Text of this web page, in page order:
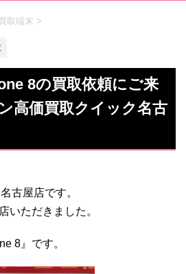
取端末 >
8の買取依頼にご来
高価買取クイック名古
古屋店です。
いただきました。
8』です。